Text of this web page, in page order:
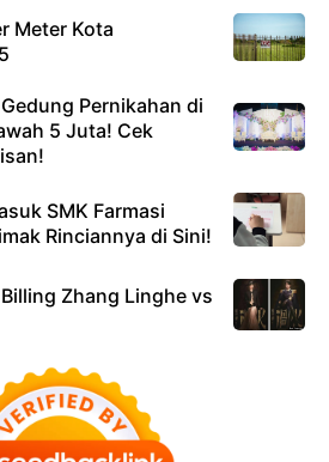
Meter Kota
Pernikahan di
5 Juta! Cek
SMK Farmasi
Rinciannya di Sini!
Zhang Linghe vs